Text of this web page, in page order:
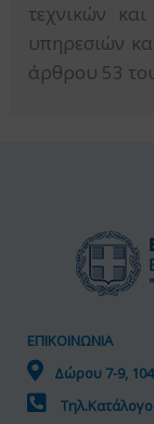
τεχνικών
υπηρεσιών
άρθρου 53
ΕΠΙΚΟΙΝΩΝΙΑ
Δώρου 7-9,